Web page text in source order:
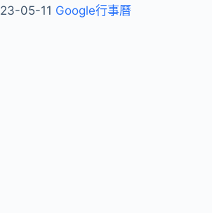
05-11 Google行事曆